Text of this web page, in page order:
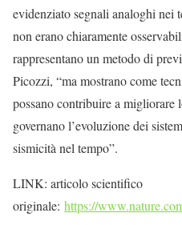
evidenziato segnali analoghi
non erano chiaramente
rappresentano un metodo di
Picozzi, “ma mostrano come
possano contribuire a migliorare
governano l’evoluzione dei
sismicità nel tempo”.
LINK: articolo scientifico
originale: https://